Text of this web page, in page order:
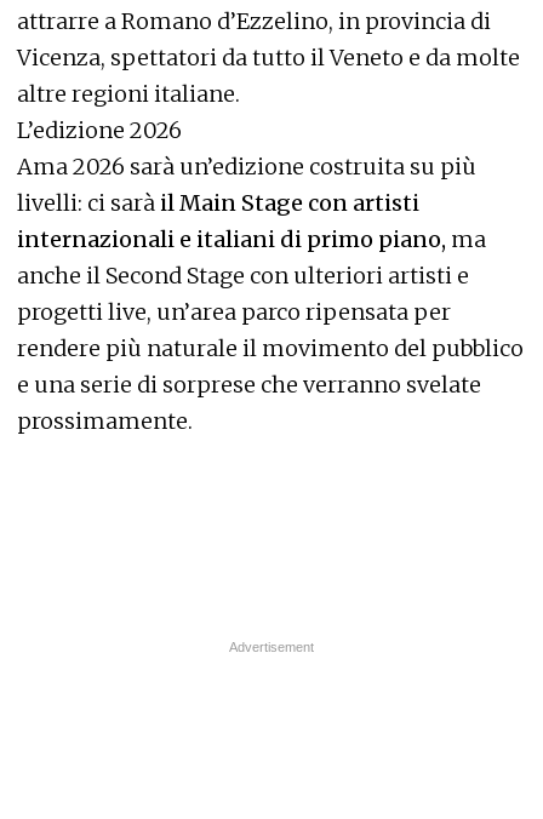
attrarre a Romano d’Ezzelino, in provincia di
Vicenza, spettatori da tutto il Veneto e da molte
altre regioni italiane.
L’edizione 2026
Ama 2026 sarà un’edizione costruita su più
livelli: ci sarà il Main Stage con artisti
internazionali e italiani di primo piano, ma
anche il Second Stage con ulteriori artisti e
progetti live, un’area parco ripensata per
rendere più naturale il movimento del pubblico
e una serie di sorprese che verranno svelate
prossimamente.